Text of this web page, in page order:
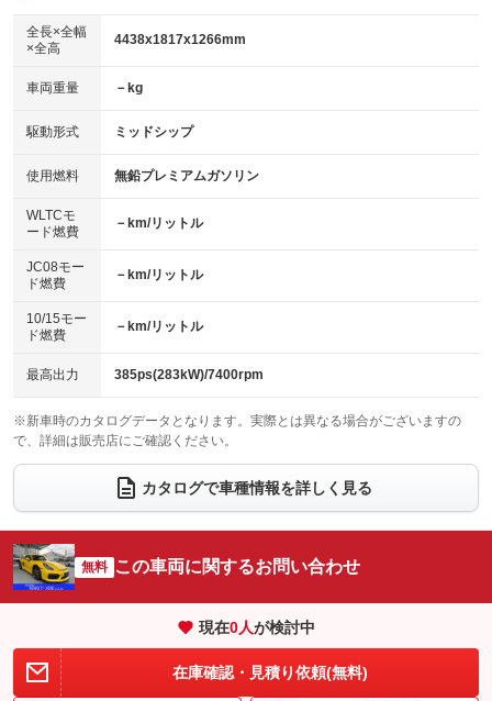
：装備なし
パワーウィンドウ
アイドリングストップ
：装備なし
USB入力端子
：装備なし
100V電源
：装備なし
センターデフロック
：装備なし
電動格納ミラー
：装備なし
：装備あり
革シート
キーレス
HID(キセノンライト)
：装備あり
バックカメラ
：装備なし
エアロ
：装備なし
：装備なし
パワーシート
ベンチシート
：装備なし
チップアップシート
：装備なし
：装備なし ：装備なし
ウォークスルー
：装備なし
電動リアゲート フロントカメラ
：装備なし
：装備なし ：装備なし
サイドカメラ
：装備なし ルーフレール
：装備なし
：装備なし
：装備なし
全長×全幅
×全高
4438x1817x1266mm
車両重量 －kg
駆動形式 ミッドシップ
使用燃料 無鉛プレミアムガソリン
WLTCモ
ード燃費
－km/リットル
JC08モー
ド燃費
－km/リットル
10/15モー
ド燃費
－km/リットル
最高出力 385ps(283kW)/7400rpm
※新車時のカタログデータとなります。実際とは異なる場合がございますの
で、詳細は販売店にご確認ください。
カタログで車種情報を詳しく見る
無料 この車両に関するお問い合わせ
現在0人が検討中
在庫確認・見積り依頼(無料)